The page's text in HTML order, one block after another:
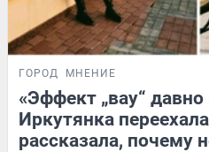
ГОРОД МНЕНИЕ
«Эффект „вау“
Иркутянка
рассказала, почему